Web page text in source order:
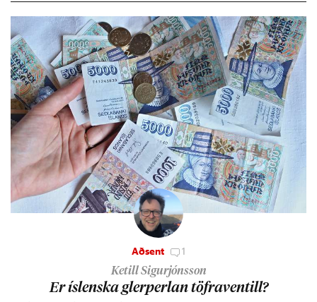
Aðsent 1
Ketill Sigurjónsson
Er ís­lenska glerperl­an töfra­ventill?